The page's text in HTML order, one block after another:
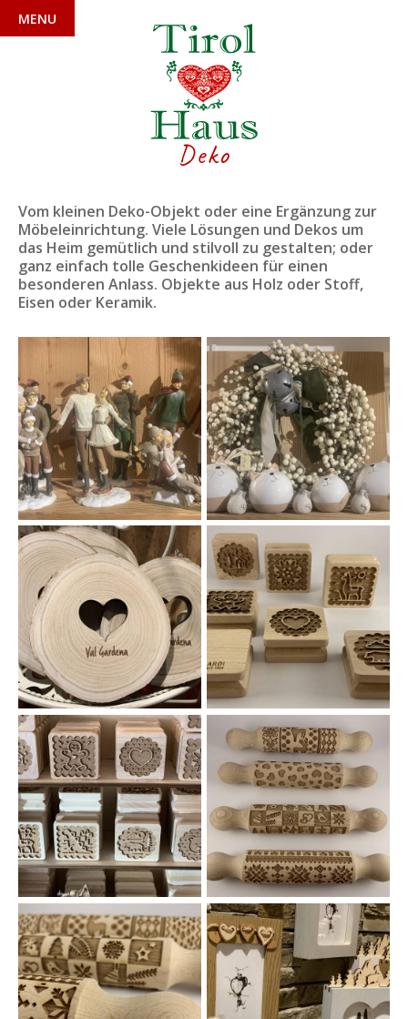
MENU
Deko
Vom kleinen Deko-Objekt oder eine Ergänzung zur
Möbeleinrichtung. Viele Lösungen und Dekos um
das Heim gemütlich und stilvoll zu gestalten; oder
ganz einfach tolle Geschenkideen für einen
besonderen Anlass. Objekte aus Holz oder Stoff,
Eisen oder Keramik.